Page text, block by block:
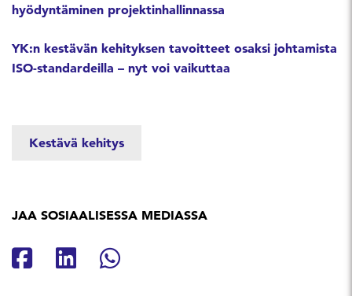
hyödyntäminen projektinhallinnassa
YK:n kestävän kehityksen tavoitteet osaksi johtamista
ISO-standardeilla – nyt voi vaikuttaa
Kestävä kehitys
JAA SOSIAALISESSA MEDIASSA
Jaa Facebookissa
Jaa Linkedinissä
Jaa Whatsappissa